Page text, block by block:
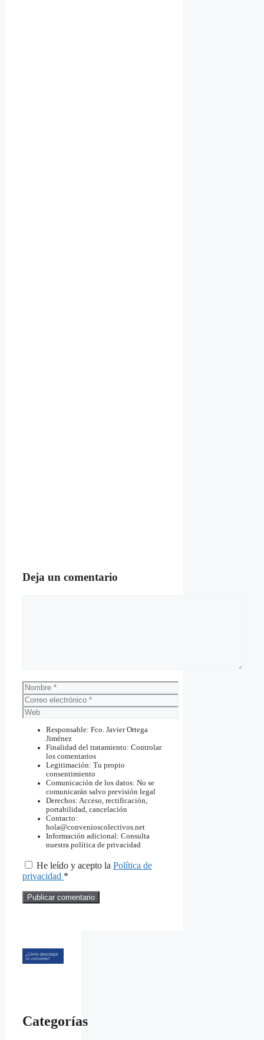
Deja un comentario
Nombre
Correo
electrónico
Web
Responsable: Fco. Javier Ortega
Jiménez
Finalidad del tratamiento: Controlar
los comentarios
Legitimación: Tu propio
consentimiento
Comunicación de los datos: No se
comunicarán salvo previsión legal
Derechos: Acceso, rectificación,
portabilidad, cancelación
Contacto:
hola@convenioscolectivos.net
Información adicional: Consulta
nuestra política de privacidad
He leído y acepto la Política de
privacidad *
Categorías